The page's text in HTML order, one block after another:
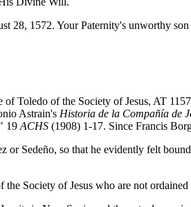
28, 1572. Your Paternity's unworthy
Toledo of the Society of Jesus, AT
Astrain's Historia de la Compañía de
19 ACHS (1908) 1-17. Since Francis
Sedeño, so that he evidently felt
Society of Jesus who are not ordained